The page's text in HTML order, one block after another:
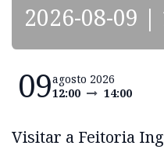
2026-08-09 |
09agosto 2026
12:00
14:00
Visitar a Feitoria